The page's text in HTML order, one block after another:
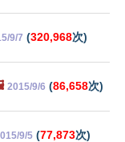
9/7 (320,968次)
2015/9/6 (86,658次)
9/5 (77,873次)